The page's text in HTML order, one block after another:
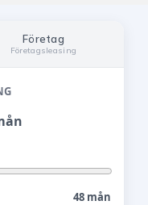
Företag
Företagsleasing
48 mån